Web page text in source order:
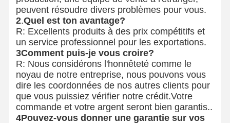
peuvent résoudre divers problèmes pour vous.
2.Quel est ton avantage?
R: Excellents produits à des prix compétitifs et
un service professionnel pour les exportations.
3Comment puis-je vous croire?
R: Nous considérons l'honnêteté comme le
noyau de notre entreprise, nous pouvons vous
dire les coordonnées de nos autres clients pour
que vous puissiez vérifier notre crédit.Votre
commande et votre argent seront bien garantis..
4Pouvez-vous donner une garantie sur vos